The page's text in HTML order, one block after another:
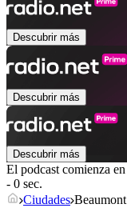
Descubrir más
Descubrir más
Descubrir más
El podcast comienza en
- 0 sec.
Ciudades Beaumont